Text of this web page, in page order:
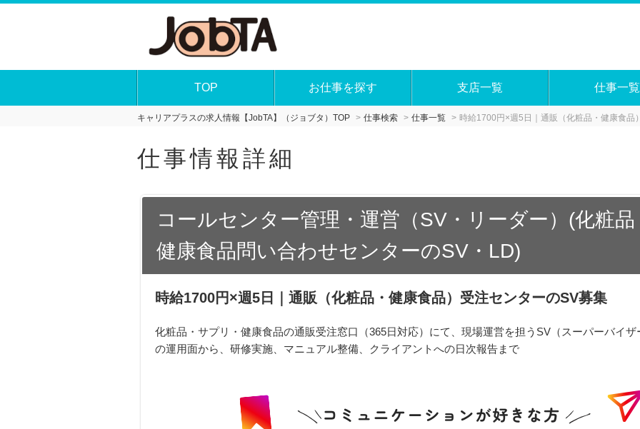
TOP お仕事を探す 支店一覧 仕事一覧
キャリアプラスの求人情報【JobTA】（ジョブタ）TOP 仕事検索 仕事一覧 時給1700円×週5日｜通販（化粧品・健康食品
仕事情報詳細
コールセンター管理・運営（SV・リーダー）(化粧
健康食品問い合わせセンターのSV・LD)
時給1700円×週5日｜通販（化粧品・健康食品）受注センターのSV募集
化粧品・サプリ・健康食品の通販受注窓口（365日対応）にて、現場運営を担うSV（スーパーバイ
の運用面から、研修実施、マニュアル整備、クライアントへの日次報告まで